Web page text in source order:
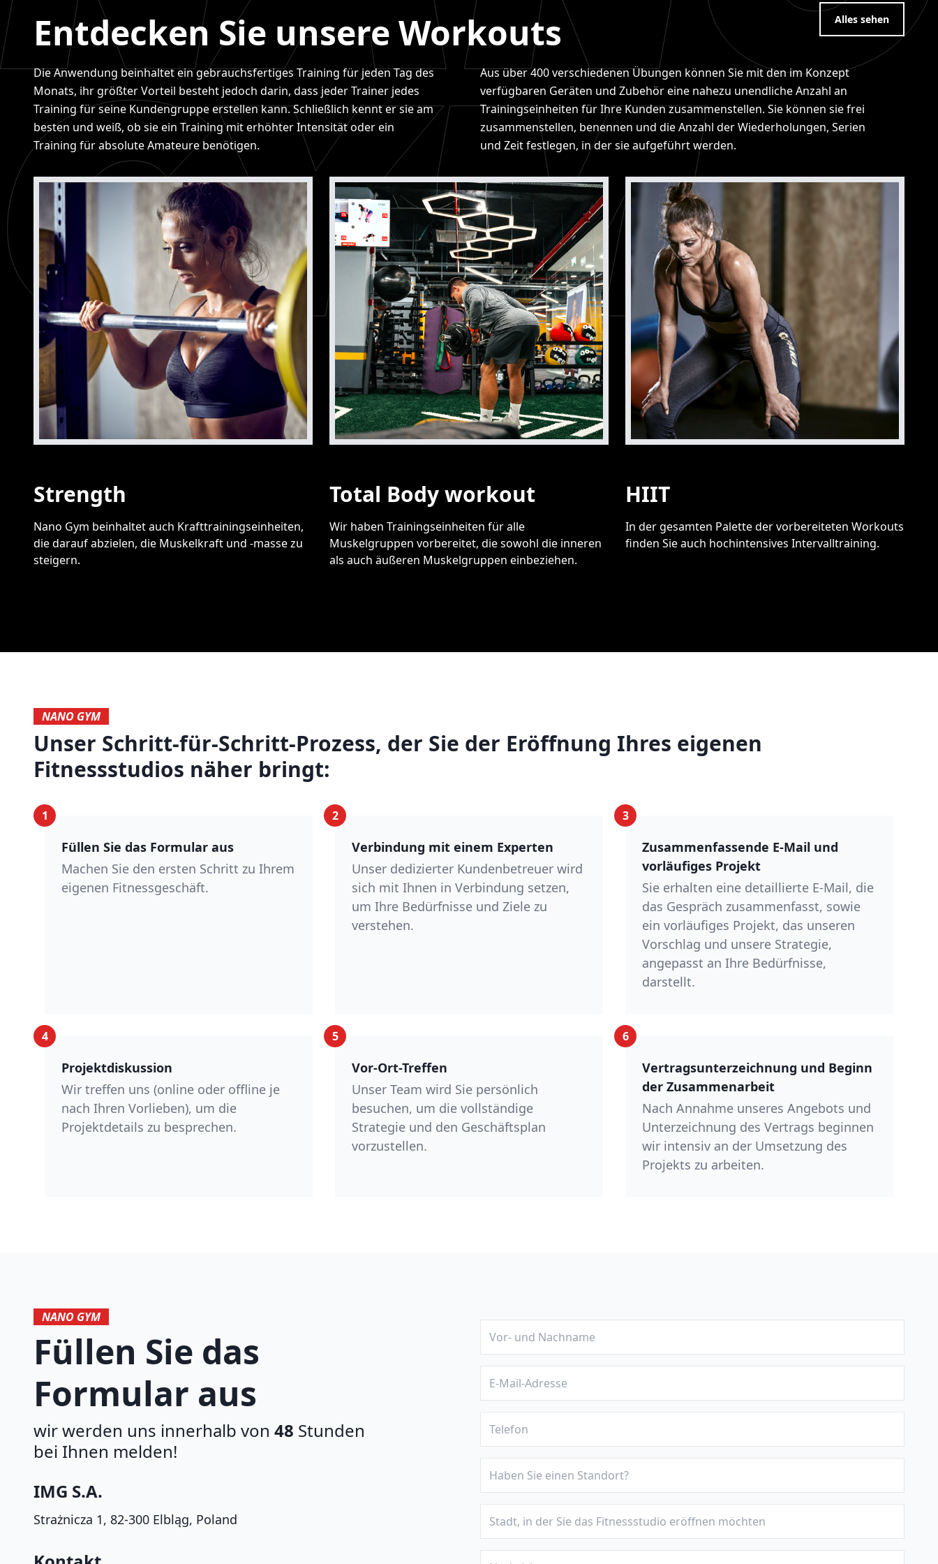
Entdecken Sie unsere Workouts Alles sehen
Die Anwendung beinhaltet ein gebrauchsfertiges Training für jeden Tag des
Monats, ihr größter Vorteil besteht jedoch darin, dass jeder Trainer jedes
Training für seine Kundengruppe erstellen kann. Schließlich kennt er sie am
besten und weiß, ob sie ein Training mit erhöhter Intensität oder ein
Training für absolute Amateure benötigen.
Aus über 400 verschiedenen Übungen können Sie mit den im Konzept
verfügbaren Geräten und Zubehör eine nahezu unendliche Anzahl an
Trainingseinheiten für Ihre Kunden zusammenstellen. Sie können sie frei
zusammenstellen, benennen und die Anzahl der Wiederholungen, Serien
und Zeit festlegen, in der sie aufgeführt werden.
Strength
Nano Gym beinhaltet auch Krafttrainingseinheiten,
die darauf abzielen, die Muskelkraft und -masse zu
steigern.
Total Body workout
Wir haben Trainingseinheiten für alle
Muskelgruppen vorbereitet, die sowohl die inneren
als auch äußeren Muskelgruppen einbeziehen.
HIIT
In der gesamten Palette der vorbereiteten Workouts
finden Sie auch hochintensives Intervalltraining.
NANO GYM
Unser Schritt-für-Schritt-Prozess, der Sie der Eröffnung Ihres eigenen
Fitnessstudios näher bringt:
1
Füllen Sie das Formular aus
Machen Sie den ersten Schritt zu Ihrem
eigenen Fitnessgeschäft.
2
Verbindung mit einem Experten
Unser dedizierter Kundenbetreuer wird
sich mit Ihnen in Verbindung setzen,
um Ihre Bedürfnisse und Ziele zu
verstehen.
3
Zusammenfassende E-Mail und
vorläufiges Projekt
Sie erhalten eine detaillierte E-Mail, die
das Gespräch zusammenfasst, sowie
ein vorläufiges Projekt, das unseren
Vorschlag und unsere Strategie,
angepasst an Ihre Bedürfnisse,
darstellt.
4
Projektdiskussion
Wir treffen uns (online oder offline je
nach Ihren Vorlieben), um die
Projektdetails zu besprechen.
5
Vor-Ort-Treffen
Unser Team wird Sie persönlich
besuchen, um die vollständige
Strategie und den Geschäftsplan
vorzustellen.
6
Vertragsunterzeichnung und Beginn
der Zusammenarbeit
Nach Annahme unseres Angebots und
Unterzeichnung des Vertrags beginnen
wir intensiv an der Umsetzung des
Projekts zu arbeiten.
NANO GYM
Füllen Sie das
Formular aus
wir werden uns innerhalb von 48 Stunden
bei Ihnen melden!
IMG S.A.
Strażnicza 1, 82-300 Elbląg, Poland